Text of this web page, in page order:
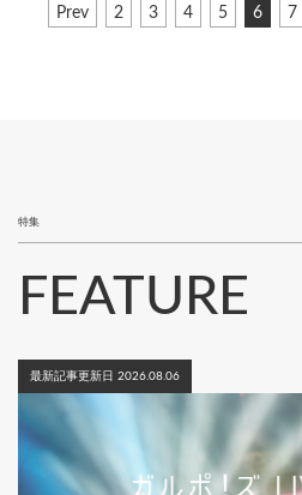
前
Prev
ペ
2
ペ
3
ペ
4
ペ
5
カ
6
ペ
7
特集
FEATURE
最新記事更新日 2026.08.06